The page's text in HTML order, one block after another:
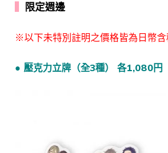
限定週邊
※以下未特別註明之價格皆為日幣
● 壓克力立牌（全3種） 各1,080円